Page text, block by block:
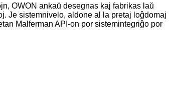
OWON ankaŭ desegnas kaj fabrikas laŭ
Je sistemnivelo, aldone al la pretaj loĝdomaj
Malferman API-on por sistemintegriĝo por